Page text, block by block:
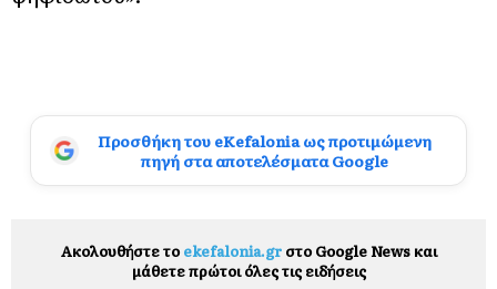
Προσθήκη του eKefalonia ως προτιμώμενη
πηγή στα αποτελέσματα Google
Ακολουθήστε το ekefalonia.grστο Google News και
μάθετε πρώτοι όλες τις ειδήσεις